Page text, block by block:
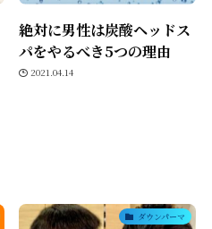
絶対に男性は炭酸ヘッドス
パをやるべき5つの理由
2021.04.14
ダウンパーマ